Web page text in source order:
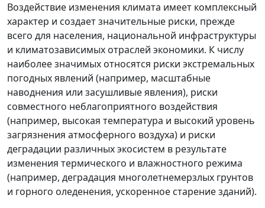
Воздействие изменения климата имеет комплексный
характер и создает значительные риски, прежде
всего для населения, национальной инфраструктуры
и климатозависимых отраслей экономики. К числу
наиболее значимых относятся риски экстремальных
погодных явлений (например, масштабные
наводнения или засушливые явления), риски
совместного неблагоприятного воздействия
(например, высокая температура и высокий уровень
загрязнения атмосферного воздуха) и риски
деградации различных экосистем в результате
изменения термического и влажностного режима
(например, деградация многолетнемерзлых грунтов
и горного оледенения, ускоренное старение зданий).